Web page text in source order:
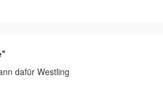
dafür Westling